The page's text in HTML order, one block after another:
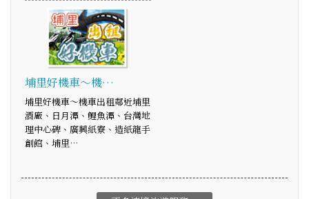
埔里好機車～機…
埔里好機車～機車出租鄰近埔里
酒廠、日月潭、鯉魚潭、台灣地
理中心碑、廣興紙寮、造紙龍手
創館、埔里…